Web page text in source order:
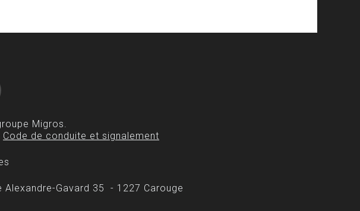
Migros.
Code de conduite et signalement
Gavard 35 - 1227 Carouge